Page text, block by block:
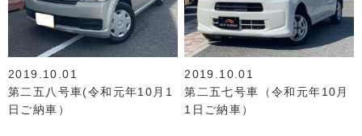
2019.10.01
第二五八号車(令和元年10月1
日ご納車）
2019.10.01
第二五七号車（令和元年10月
1日ご納車）